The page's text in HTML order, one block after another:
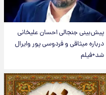
پیش‌بینی جنجالی احسان علیخانی
درباره میثاقی و فردوسی پور وایرال
شد+فیلم